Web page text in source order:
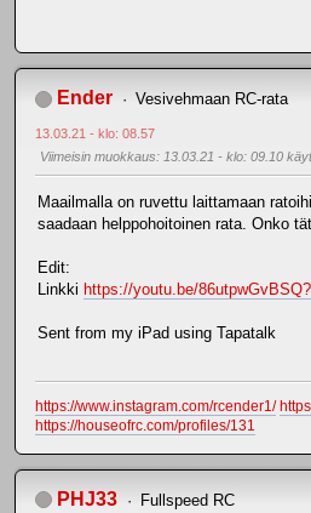
Ender Vesivehmaan RC-rata
13.03.21 - klo: 08.57
Viimeisin muokkaus: 13.03.21 - klo: 09.10
Maailmalla on ruvettu laittamaan
saadaan helppohoitoinen rata. Onko
Edit:
Linkki https://youtu.be/
Sent from my iPad using Tapatalk
https://www.instagram.com/rcender1/
https://houseofrc.com/profiles/131
PHJ33 Fullspeed RC